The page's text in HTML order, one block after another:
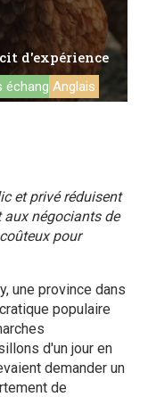
d'expérience
échangesAnglais
et privé réduisent
négociants de
pour
une province dans
populaire
d'un jour en
demander un
de